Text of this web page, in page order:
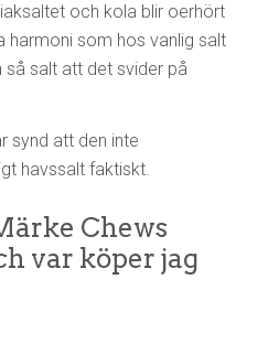
och kola blir oerhört
harmoni som hos vanlig salt
så salt att det svider på
synd att den inte
havssalt faktiskt.
Chews
var köper jag